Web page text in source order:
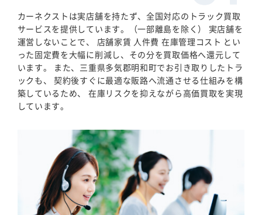
カーネクストは実店舗を持たず、全国対応のトラック買取
サービスを提供しています。（一部離島を除く） 実店舗を
運営しないことで、 店舗家賃 人件費 在庫管理コスト とい
った固定費を大幅に削減し、その分を買取価格へ還元して
います。 また、三重県多気郡明和町でお引き取りしたトラ
ックも、 契約後すぐに最適な販路へ流通させる仕組みを構
築しているため、 在庫リスクを抑えながら高価買取を実現
しています。